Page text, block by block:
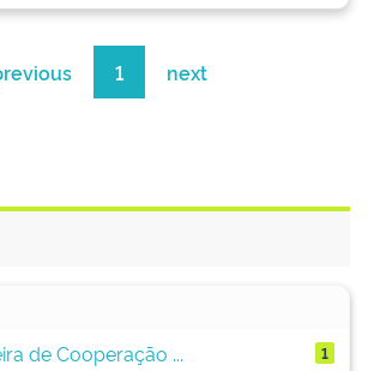
1 next
de Cooperação ...
1